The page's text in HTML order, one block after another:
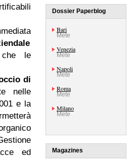
le
di
nelle
e la
ed
Dossier Paperblog
Bari
Mete
Venezia
Mete
Napoli
Mete
Roma
Mete
Milano
Mete
Magazines